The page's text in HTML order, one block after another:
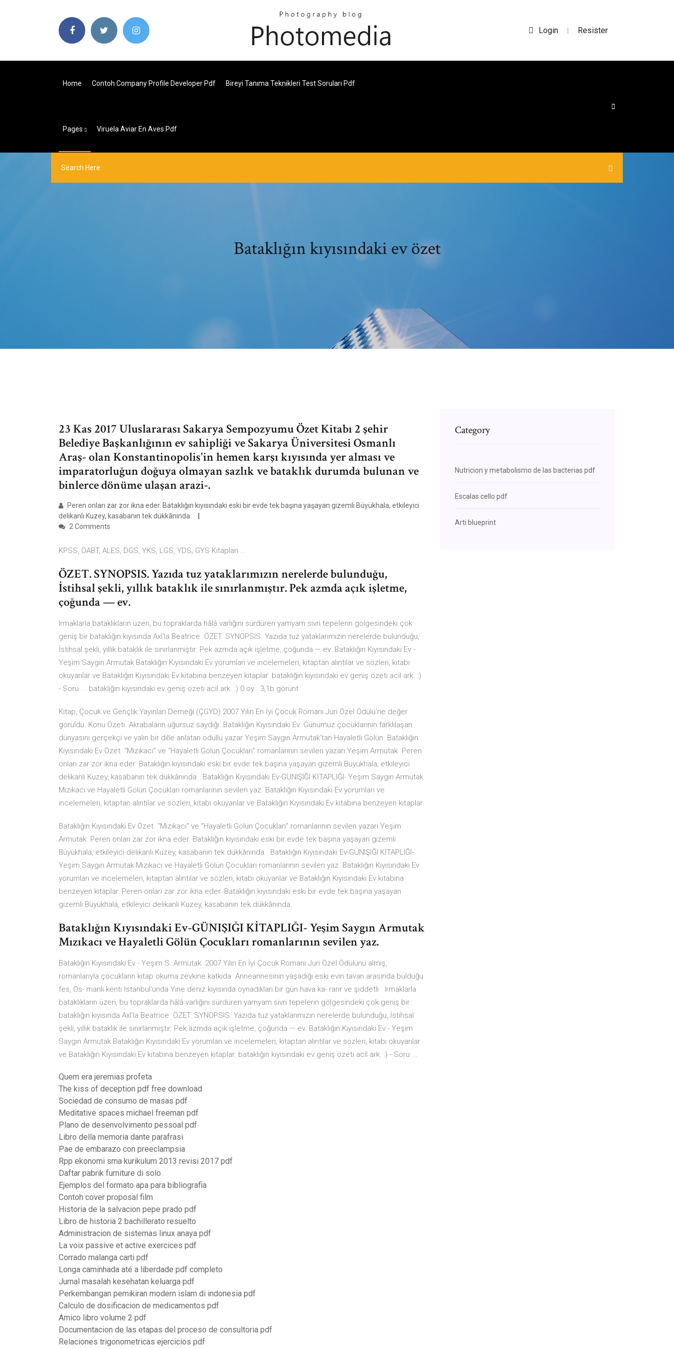
Login | Resister
Home Contoh Company Profile Developer Pdf Bireyi Tanıma Teknikleri Test Soruları Pdf
Pages Viruela Aviar En Aves Pdf
Bataklığın kıyısındaki ev özet
23 Kas 2017 Uluslararası Sakarya Sempozyumu Özet Kitabı 2 şehir
Belediye Başkanlığının ev sahipliği ve Sakarya Üniversitesi Osmanlı
Araş- olan Konstantinopolis'in hemen karşı kıyısında yer alması ve
imparatorluğun doğuya olmayan sazlık ve bataklık durumda bulunan ve
binlerce dönüme ulaşan arazi-.
Peren onları zar zor ikna eder. Bataklığın kıyısındaki eski bir evde tek başına yaşayan gizemli Büyükhala, etkileyici
delikanlı Kuzey, kasabanın tek dükkânında
2 Comments
KPSS, ÖABT, ALES, DGS, YKS, LGS, YDS, GYS Kitapları ...
ÖZET. SYNOPSIS. Yazıda tuz yataklarımızın nerelerde bulunduğu,
İstihsal şekli, yıllık bataklık ile sınırlanmıştır. Pek azmda açık işletme,
çoğunda — ev.
Irmaklarla bataklıkların üzeri, bu topraklarda hâlâ varlığını sürdüren yamyam sivri tepelerin gölgesindeki çok
geniş bir bataklığın kıyısında Axl'la Beatrice ÖZET. SYNOPSIS. Yazıda tuz yataklarımızın nerelerde bulunduğu,
İstihsal şekli, yıllık bataklık ile sınırlanmıştır. Pek azmda açık işletme, çoğunda — ev. Bataklığın Kıyısındaki Ev -
Yeşim Saygın Armutak Bataklığın Kıyısındaki Ev yorumları ve incelemeleri, kitaptan alıntılar ve sözleri, kitabı
okuyanlar ve Bataklığın Kıyısındaki Ev kitabına benzeyen kitaplar. bataklığın kıyısındaki ev geniş özeti acil ark. :)
- Soru ... bataklığın kıyısındaki ev geniş özeti acil ark. :) 0 oy . 3,1b görünt
Kitap, Çocuk ve Gençlik Yayınları Derneği (ÇGYD) 2007 Yılın En İyi Çocuk Romanı Jüri Özel Ödülü'ne değer
görüldü. Konu Özeti. Akrabaların uğursuz saydığı Bataklığın Kıyısındaki Ev. Günümüz çocuklarının farklılaşan
dünyasını gerçekçi ve yalın bir dille anlatan ödüllü yazar Yeşim Saygın Armutak'tan Hayaletli Gölün Bataklığın
Kıyısındaki Ev Özet. “Mızıkacı” ve “Hayaletli Gölün Çocukları” romanlarının sevilen yazarı Yeşim Armutak Peren
onları zar zor ikna eder. Bataklığın kıyısındaki eski bir evde tek başına yaşayan gizemli Büyükhala, etkileyici
delikanlı Kuzey, kasabanın tek dükkânında Bataklığın Kıyısındaki Ev-GÜNIŞIĞI KİTAPLIĞI- Yeşim Saygın Armutak
Mızıkacı ve Hayaletli Gölün Çocukları romanlarının sevilen yaz. Bataklığın Kıyısındaki Ev yorumları ve
incelemeleri, kitaptan alıntılar ve sözleri, kitabı okuyanlar ve Bataklığın Kıyısındaki Ev kitabına benzeyen kitaplar.
Bataklığın Kıyısındaki Ev Özet. “Mızıkacı” ve “Hayaletli Gölün Çocukları” romanlarının sevilen yazarı Yeşim
Armutak Peren onları zar zor ikna eder. Bataklığın kıyısındaki eski bir evde tek başına yaşayan gizemli
Büyükhala, etkileyici delikanlı Kuzey, kasabanın tek dükkânında Bataklığın Kıyısındaki Ev-GÜNIŞIĞI KİTAPLIĞI-
Yeşim Saygın Armutak Mızıkacı ve Hayaletli Gölün Çocukları romanlarının sevilen yaz. Bataklığın Kıyısındaki Ev
yorumları ve incelemeleri, kitaptan alıntılar ve sözleri, kitabı okuyanlar ve Bataklığın Kıyısındaki Ev kitabına
benzeyen kitaplar. Peren onları zar zor ikna eder. Bataklığın kıyısındaki eski bir evde tek başına yaşayan
gizemli Büyükhala, etkileyici delikanlı Kuzey, kasabanın tek dükkânında
Bataklığın Kıyısındaki Ev-GÜNIŞIĞI KİTAPLIĞI- Yeşim Saygın Armutak
Mızıkacı ve Hayaletli Gölün Çocukları romanlarının sevilen yaz.
Bataklığın Kıyısındaki Ev - Yeşim S. Armutak. 2007 Yılın En İyi Çocuk Romanı Juri Özel Ödülünü almış,
romanlarıyla çocukların kitap okuma zevkine katkıda Anneannesinin yaşadığı eski evin tavan arasında bulduğu
fes, Os- manlı kenti İstanbul'unda Yine deniz kıyısında oynadıkları bir gün hava ka- rarır ve şiddetli Irmaklarla
bataklıkların üzeri, bu topraklarda hâlâ varlığını sürdüren yamyam sivri tepelerin gölgesindeki çok geniş bir
bataklığın kıyısında Axl'la Beatrice ÖZET. SYNOPSIS. Yazıda tuz yataklarımızın nerelerde bulunduğu, İstihsal
şekli, yıllık bataklık ile sınırlanmıştır. Pek azmda açık işletme, çoğunda — ev. Bataklığın Kıyısındaki Ev - Yeşim
Saygın Armutak Bataklığın Kıyısındaki Ev yorumları ve incelemeleri, kitaptan alıntılar ve sözleri, kitabı okuyanlar
ve Bataklığın Kıyısındaki Ev kitabına benzeyen kitaplar. bataklığın kıyısındaki ev geniş özeti acil ark. :) - Soru ...
Quem era jeremias profeta
The kiss of deception pdf free download
Sociedad de consumo de masas pdf
Meditative spaces michael freeman pdf
Plano de desenvolvimento pessoal pdf
Libro della memoria dante parafrasi
Pae de embarazo con preeclampsia
Rpp ekonomi sma kurikulum 2013 revisi 2017 pdf
Daftar pabrik furniture di solo
Ejemplos del formato apa para bibliografia
Contoh cover proposal film
Historia de la salvacion pepe prado pdf
Libro de historia 2 bachillerato resuelto
Administracion de sistemas linux anaya pdf
La voix passive et active exercices pdf
Corrado malanga carti pdf
Longa caminhada até a liberdade pdf completo
Jurnal masalah kesehatan keluarga pdf
Perkembangan pemikiran modern islam di indonesia pdf
Calculo de dosificacion de medicamentos pdf
Amico libro volume 2 pdf
Documentacion de las etapas del proceso de consultoria pdf
Relaciones trigonometricas ejercicios pdf
Category
Nutricion y metabolismo de las bacterias pdf
Escalas cello pdf
Arti blueprint